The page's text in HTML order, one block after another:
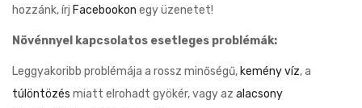
hozzánk, írj Facebookon egy üzenetet!
Növénnyel kapcsolatos esetleges problémák:
Leggyakoribb problémája a rossz minőségű, kemény víz, a
túlöntözés miatt elrohadt gyökér, vagy az alacsony